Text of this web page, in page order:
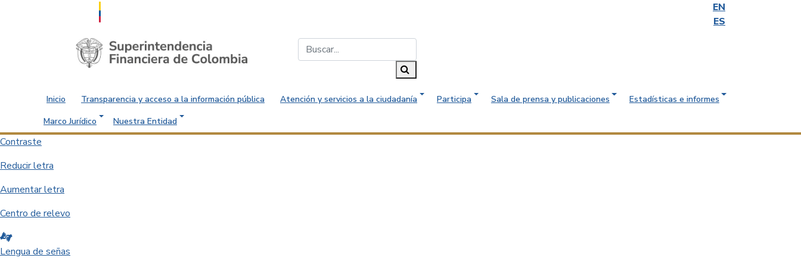
EN
ES
Saltar al contenido principal
Inicio Transparencia y acceso a la información pública Atención y servicios a la ciudadanía Participa Sala de prensa y publicaciones
Estadísticas e informes
Marco Jurídico
Nuestra Entidad
Contraste
Reducir letra
Aumentar letra
Centro de relevo
Lengua de señas